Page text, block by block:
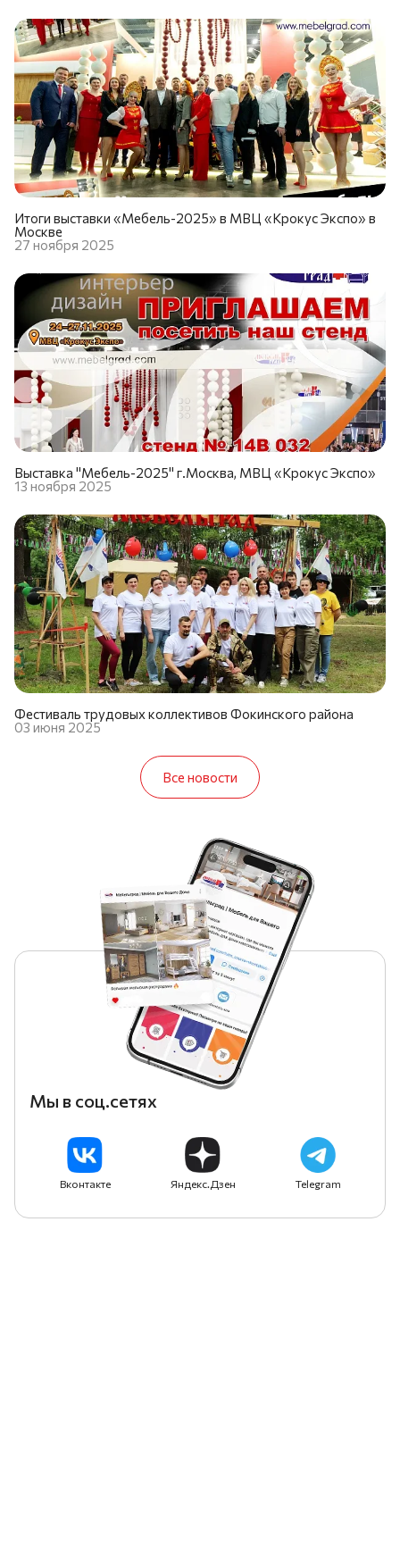
Итоги выставки «Мебель-2025» в МВЦ «Крокус Экспо» в
Москве
27 ноября 2025
Выставка "Мебель-2025" г.Москва, МВЦ «Крокус Экспо»
13 ноября 2025
Фестиваль трудовых коллективов Фокинского района
03 июня 2025
Все новости
Мы в соц.сетях
Вконтакте Яндекс.Дзен Telegram